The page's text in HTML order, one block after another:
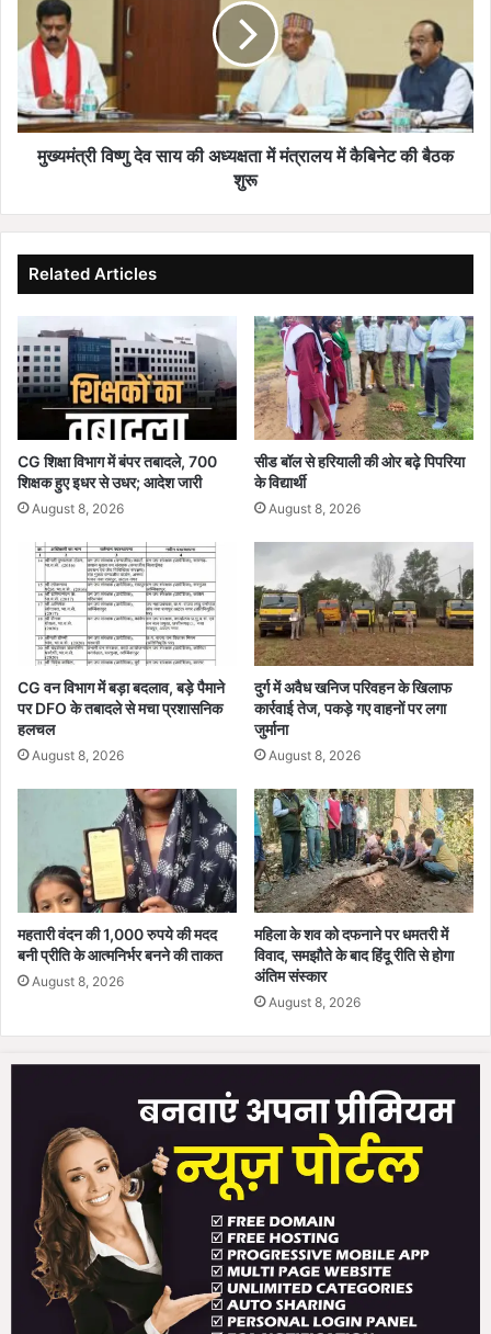
क्त
दों
की
त
क
आ
प
व
सा
में
त्रा
ल
य
बि
ने
ट
मुख्यमंत्री विष्णु देव साय की अध्यक्षता में मंत्रालय में कैबिनेट की बैठक
शुरू
Related Articles
CG शिक्षा विभाग में बंपर तबादले, 700
शिक्षक हुए इधर से उधर; आदेश जारी
August 8, 2026
सीड बॉल से हरियाली की ओर बढ़े पिपरिया
के विद्यार्थी
August 8, 2026
CG वन विभाग में बड़ा बदलाव, बड़े पैमाने
पर DFO के तबादले से मचा प्रशासनिक
हलचल
August 8, 2026
दुर्ग में अवैध खनिज परिवहन के खिलाफ
कार्रवाई तेज, पकड़े गए वाहनों पर लगा
जुर्माना
August 8, 2026
महतारी वंदन की 1,000 रुपये की मदद
बनी प्रीति के आत्मनिर्भर बनने की ताकत
August 8, 2026
महिला के शव को दफनाने पर धमतरी में
विवाद, समझौते के बाद हिंदू रीति से होगा
अंतिम संस्कार
August 8, 2026